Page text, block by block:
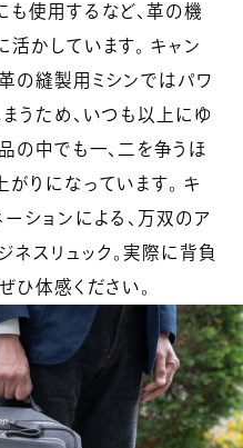
使用するなど、革の機
かしています。 キャン
の縫製用ミシンではパワ
うため、いつも以上にゆ
の中でも一、二を争うほ
りになっています。 キ
ションによる、万双のア
ネスリュック。実際に背負
ひ体感ください。